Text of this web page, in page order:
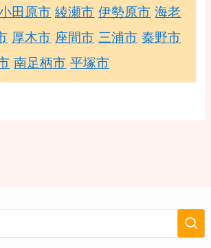
田原市 綾瀬市 伊勢原市 海老
厚木市 座間市 三浦市 秦野市
南足柄市 平塚市